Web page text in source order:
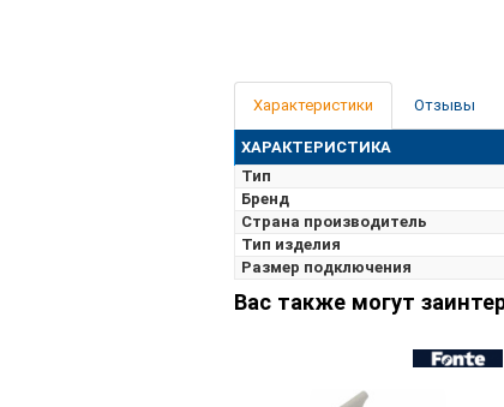
Характеристики Отзывы
ХАРАКТЕРИСТИКА
Тип
Бренд
Страна производитель
Тип изделия
Размер подключения
Вас также могут